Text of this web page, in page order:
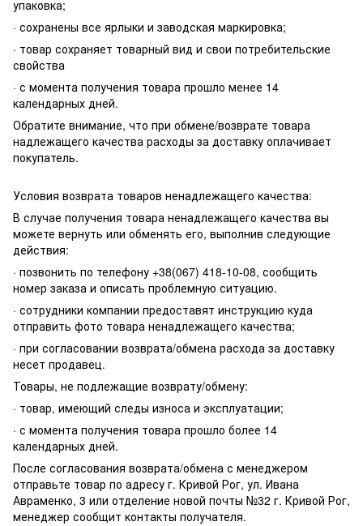
упаковка;
· сохранены все ярлыки и заводская маркировка;
· товар сохраняет товарный вид и свои потребительские
свойства
· с момента получения товара прошло менее 14
календарных дней.
Обратите внимание, что при обмене/возврате товара
надлежащего качества расходы за доставку оплачивает
покупатель.
Условия возврата товаров ненадлежащего качества:
В случае получения товара ненадлежащего качества вы
можете вернуть или обменять его, выполнив следующие
действия:
· позвонить по телефону +38(067) 418-10-08, сообщить
номер заказа и описать проблемную ситуацию.
· сотрудники компании предоставят инструкцию куда
отправить фото товара ненадлежащего качества;
· при согласовании возврата/обмена расхода за доставку
несет продавец.
Товары, не подлежащие возврату/обмену:
· товар, имеющий следы износа и эксплуатации;
· с момента получения товара прошло более 14
календарных дней.
После согласования возврата/обмена с менеджером
отправьте товар по адресу г. Кривой Рог, ул. Ивана
Авраменко, 3 или отделение новой почты №32 г. Кривой Рог,
менеджер сообщит контакты получателя.